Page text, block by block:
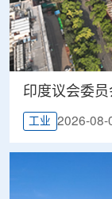
印度议会委
工业 2026-08-